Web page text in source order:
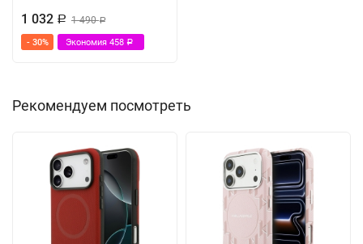
1 032 Р 1 490Р
- 30% Экономия 458 Р
Рекомендуем посмотреть